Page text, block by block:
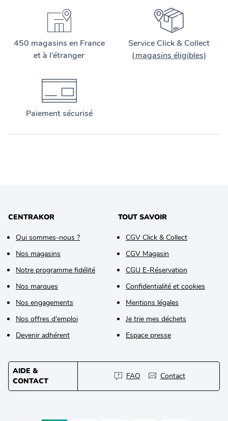
450 magasins en France
et à l’étranger
Service Click & Collect
(magasins éligibles)
Paiement sécurisé
CENTRAKOR
Qui sommes-nous ?
Nos magasins
Notre programme fidélité
Nos marques
Nos engagements
Nos offres d'emploi
Devenir adhérent
TOUT SAVOIR
CGV Click & Collect
CGV Magasin
CGU E-Réservation
Confidentialité et cookies
Mentions légales
Je trie mes déchets
Espace presse
AIDE &
CONTACT
FAQ Contact